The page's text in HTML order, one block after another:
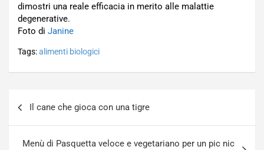
dimostri una reale efficacia in merito alle malattie
degenerative.
Foto di Janine
Tags:alimenti biologici
Il cane che gioca con una tigre
Menù di Pasquetta veloce e vegetariano per un pic nic